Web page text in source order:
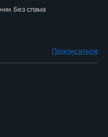
Без спама
Подписаться